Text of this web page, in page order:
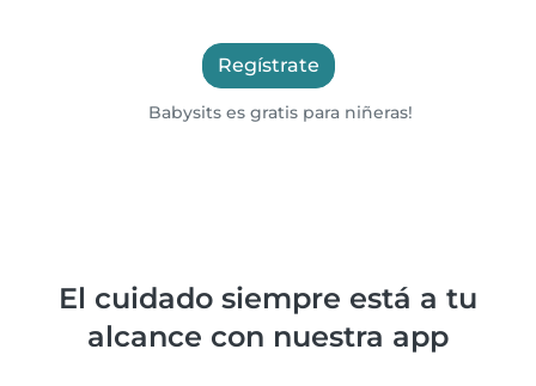
Regístrate
Babysits es gratis para niñeras!
El cuidado siempre está a tu
alcance con nuestra app